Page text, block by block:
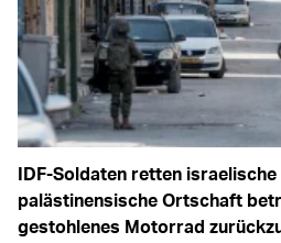
IDF-Soldaten retten
palästinensische Ortschaft
gestohlenes Motorrad